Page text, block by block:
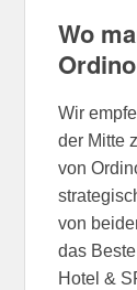
Wo
Wir
der Mitte
von
von
das
Hotel &